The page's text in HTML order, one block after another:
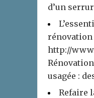
d’un
rénovation
http://
usagée :
Refaire